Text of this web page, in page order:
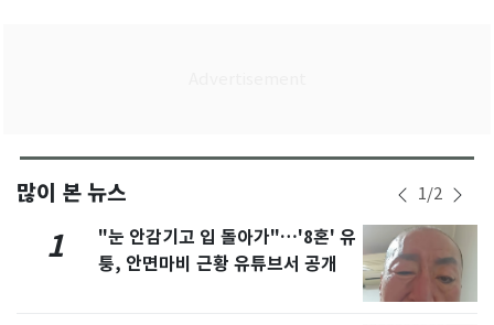
많이 본 뉴스 1/2
1
"눈 안감기고 입 돌아가"…'8혼' 유
퉁, 안면마비 근황 유튜브서 공개